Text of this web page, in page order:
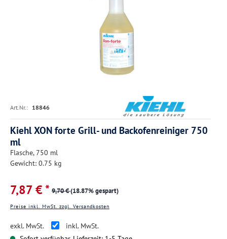
Art.Nr.: 18846
Kiehl XON forte Grill- und Backofenreiniger 750
ml
Flasche, 750 ml
Gewicht: 0.75 kg
7,87 € * 9,70 €(18.87% gespart)
Preise inkl. MwSt. zzgl. Versandkosten
exkl. MwSt.
inkl. MwSt.